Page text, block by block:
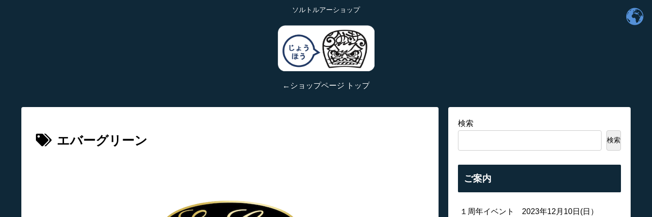
ソルトルアーショップ
←ショップページ トップ
エバーグリーン
検索
検索
ご案内
１周年イベント 2023年12月10日(日）